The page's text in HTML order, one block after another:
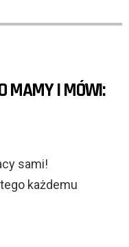
MAMY I MÓWI:
sami!
każdemu